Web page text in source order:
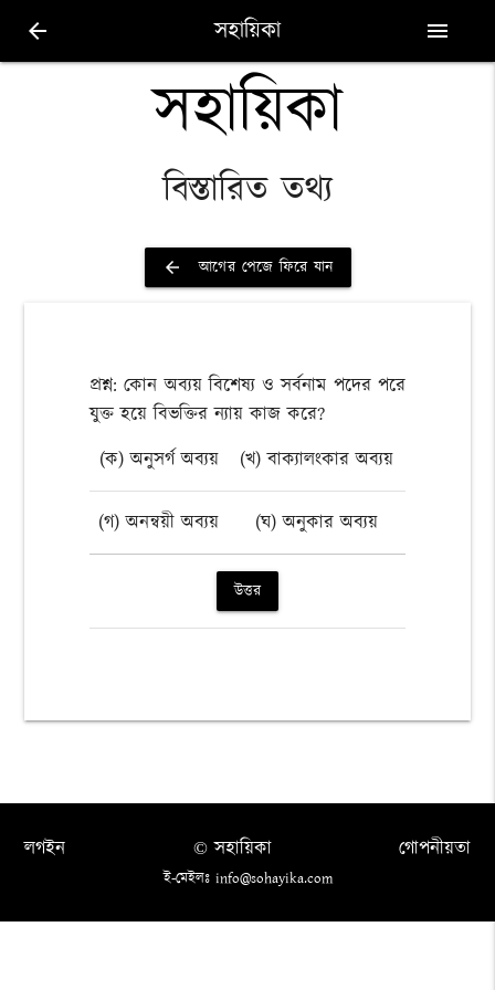
arrow_back সহায়িকা menu
সহায়িকা
বিস্তারিত তথ্য
arrow_back আগের পেজে ফিরে যান
প্রশ্ন: কোন অব্যয় বিশেষ্য ও সর্বনাম পদের পরে
যুক্ত হয়ে বিভক্তির ন্যায় কাজ করে?
(ক) অনুসর্গ অব্যয়
(খ) বাক্যালংকার অব্যয়
(গ) অনন্বয়ী অব্যয় (ঘ) অনুকার অব্যয়
উত্তর
লগইন গোপনীয়তা
© সহায়িকা
ই-মেইলঃ info@sohayika.com